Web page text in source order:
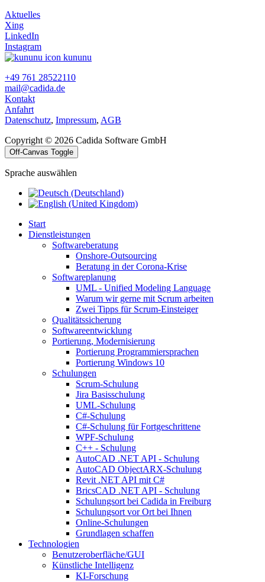
Aktuelles
Xing
LinkedIn
Instagram
kununu
+49 761 28522110
mail@cadida.de
Kontakt
Anfahrt
Datenschutz, Impressum, AGB
Copyright © 2026 Cadida Software GmbH
Off-Canvas Toggle
Sprache auswählen
Start
Dienstleistungen
Softwareberatung
Onshore-Outsourcing
Beratung in der Corona-Krise
Softwareplanung
UML - Unified Modeling Language
Warum wir gerne mit Scrum arbeiten
Zwei Tipps für Scrum-Einsteiger
Qualitätssicherung
Softwareentwicklung
Portierung, Modernisierung
Portierung Programmiersprachen
Portierung Windows 10
Schulungen
Scrum-Schulung
Jira Basisschulung
UML-Schulung
C#-Schulung
C#-Schulung für Fortgeschrittene
WPF-Schulung
C++ - Schulung
AutoCAD .NET API - Schulung
AutoCAD ObjectARX-Schulung
Revit .NET API mit C#
BricsCAD .NET API - Schulung
Schulungsort bei Cadida in Freiburg
Schulungsort vor Ort bei Ihnen
Online-Schulungen
Grundlagen schaffen
Technologien
Benutzeroberfläche/GUI
Künstliche Intelligenz
KI-Forschung